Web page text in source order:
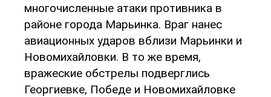
многочисленные атаки противника в
районе города Марьинка. Враг нанес
авиационных ударов вблизи Марьинки и
Новомихайловки. В то же время,
вражеские обстрелы подверглись
Георгиевке, Победе и Новомихайловке